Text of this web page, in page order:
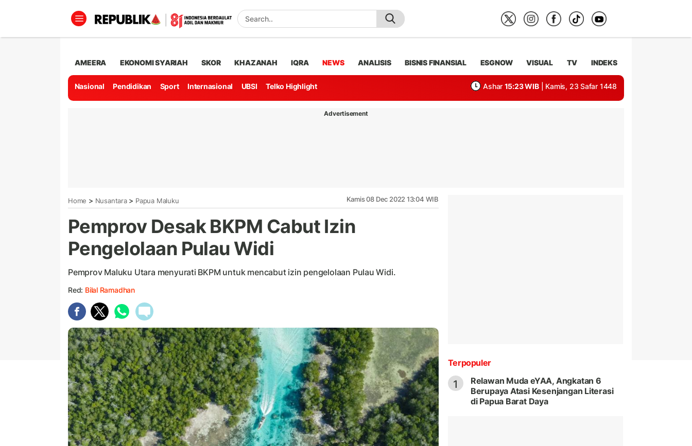
AMEERA EKONOMI SYARIAH SKOR KHAZANAH IQRA NEWS ANALISIS BISNIS FINANSIAL ESGNOW VISUAL TV INDEKS
Nasional Pendidikan Sport Internasional UBSI Telko Highlight Ashar 15:23 WIB | Kamis, 23 Safar 1448
Advertisement
Home > Nusantara> Papua Maluku Kamis 08 Dec 2022 13:04 WIB
Pemprov Desak BKPM Cabut Izin
Pengelolaan Pulau Widi
Pemprov Maluku Utara menyurati BKPM untuk mencabut izin pengelolaan Pulau Widi.
Red: Bilal Ramadhan
Terpopuler
1
Relawan Muda eYAA, Angkatan 6
Berupaya Atasi Kesenjangan Literasi
di Papua Barat Daya